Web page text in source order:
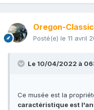
Oregon-
Posté(e) le 11 avril
Le 10/04/2022 à
Ce musée est la
caractéristique est